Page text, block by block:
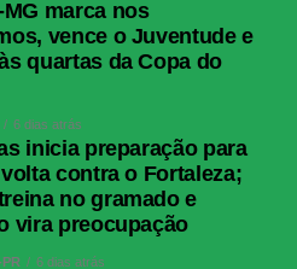
marca nos
vence o Juventude e
quartas da Copa do
6 dias atrás
inicia preparação para
contra o Fortaleza;
no gramado e
vira preocupação
6 dias atrás